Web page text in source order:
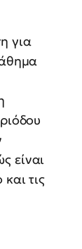
για
είναι
τις